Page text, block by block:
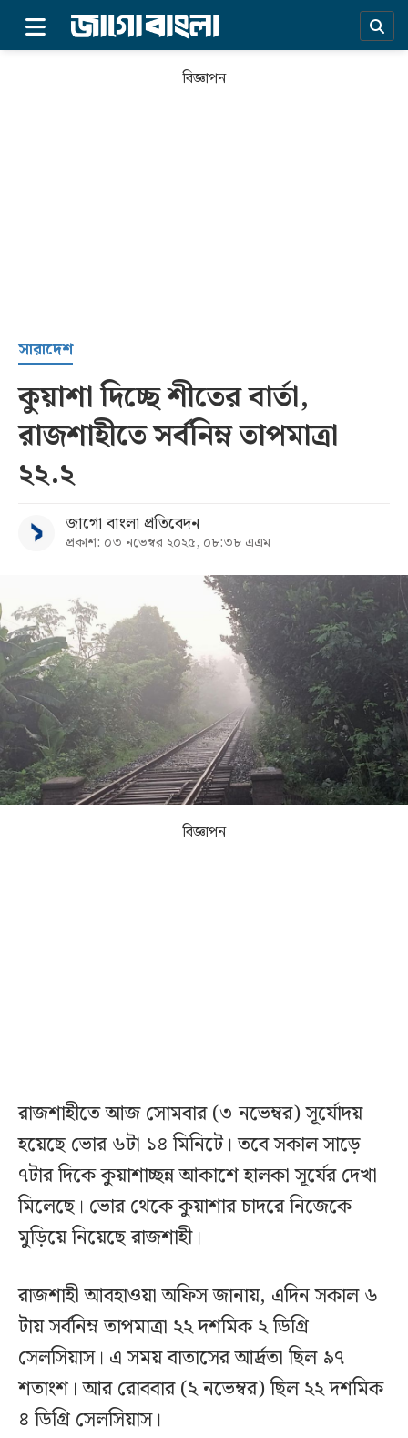
সর্বশেষ
সব
বিভাগ
আর্কাইভ
কনভার্টার
বিজ্ঞাপন
সারাদেশ
কুয়াশা দিচ্ছে শীতের বার্তা,
রাজশাহীতে সর্বনিম্ন তাপমাত্রা
২২.২
জাগো বাংলা প্রতিবেদন
প্রকাশ: ০৩ নভেম্বর ২০২৫, ০৮:৩৮ এএম
বিজ্ঞাপন
রাজশাহীতে আজ সোমবার (৩ নভেম্বর) সূর্যোদয়
হয়েছে ভোর ৬টা ১৪ মিনিটে। তবে সকাল সাড়ে
৭টার দিকে কুয়াশাচ্ছন্ন আকাশে হালকা সূর্যের দেখা
মিলেছে। ভোর থেকে কুয়াশার চাদরে নিজেকে
মুড়িয়ে নিয়েছে রাজশাহী।
রাজশাহী আবহাওয়া অফিস জানায়, এদিন সকাল ৬
টায় সর্বনিম্ন তাপমাত্রা ২২ দশমিক ২ ডিগ্রি
সেলসিয়াস। এ সময় বাতাসের আর্দ্রতা ছিল ৯৭
শতাংশ। আর রোববার (২ নভেম্বর) ছিল ২২ দশমিক
৪ ডিগ্রি সেলসিয়াস।